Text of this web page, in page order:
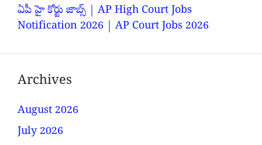
ఏపీ హై కోర్టు జాబ్స్ | AP High Court Jobs
Notification 2026 | AP Court Jobs 2026
Archives
August 2026
July 2026